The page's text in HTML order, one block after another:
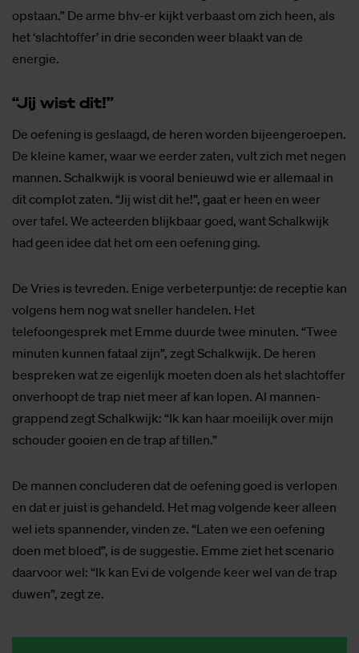
opstaan.” De arme bhv-er kijkt verbaast om zich heen, als
het ‘slachtoffer’ in drie seconden weer blaakt van de
energie.
“Jij wist dit!”
De oefening is geslaagd, de heren worden bijeengeroepen.
De kleine kamer, waar we eerder zaten, vult zich met negen
mannen. Schalkwijk is vooral benieuwd wie er allemaal in
dit complot zaten. “Jij wist dit he!”, gaat er heen en weer
over tafel. We acteerden blijkbaar goed, want Schalkwijk
had geen idee dat het om een oefening ging.
De Vries is tevreden. Enige verbeterpuntje: de receptie kan
volgens hem nog wat sneller handelen. Het
telefoongesprek met Emme duurde twee minuten. “Twee
minuten kunnen fataal zijn”, zegt Schalkwijk. De heren
bespreken wat ze eigenlijk moeten doen als het slachtoffer
onverhoopt de trap niet meer af kan lopen. Al mannen-
grappend zegt Schalkwijk: “Ik kan haar moeilijk over mijn
schouder gooien en de trap af tillen.”
De mannen concluderen dat de oefening goed is verlopen
en dat er juist is gehandeld. Het mag volgende keer alleen
wel iets spannender, vinden ze. “Laten we een oefening
doen met bloed”, is de suggestie. Emme ziet het scenario
daarvoor wel: “Ik kan Evi de volgende keer wel van de trap
duwen”, zegt ze.